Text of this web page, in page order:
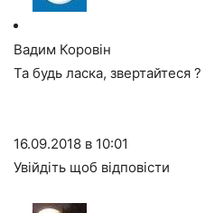
Вадим Коровін
Та будь ласка, звертайтеся ?
16.09.2018 в 10:01
Увійдіть щоб відповісти